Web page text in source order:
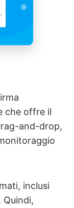
che offre il
and-drop,
inclusi
Quindi,